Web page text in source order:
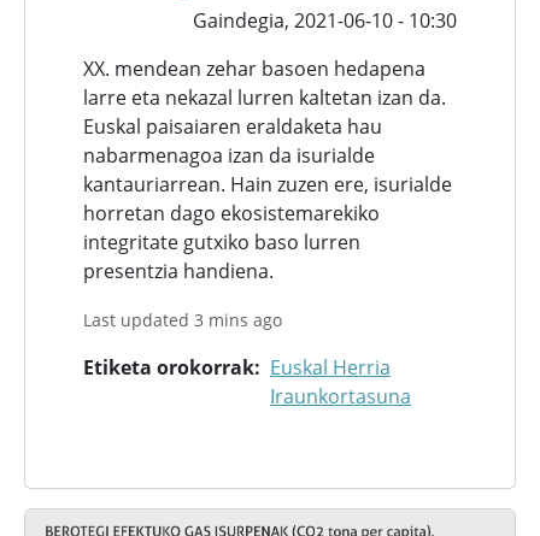
Gaindegia, 2021-06-10 - 10:30
XX. mendean zehar basoen hedapena
larre eta nekazal lurren kaltetan izan da.
Euskal paisaiaren eraldaketa hau
nabarmenagoa izan da isurialde
kantauriarrean. Hain zuzen ere, isurialde
horretan dago ekosistemarekiko
integritate gutxiko baso lurren
presentzia handiena.
Last updated 3 mins ago
Etiketa orokorrak
Euskal Herria
Iraunkortasuna